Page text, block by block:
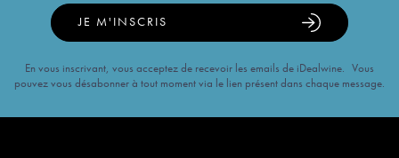
JE M'INSCRIS
En vous inscrivant, vous acceptez de recevoir les emails de iDealwine. Vous
pouvez vous désabonner à tout moment via le lien présent dans chaque message.